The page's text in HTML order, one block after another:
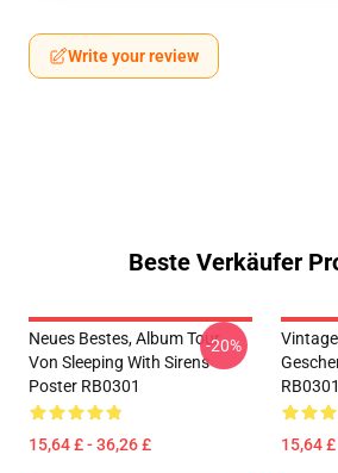
Write your review
Beste Verkäufer
Neues Bestes, Album Tour
Von Sleeping With Sirens
Poster RB0301
15,64 £ - 36,26 £
-20%
RB0301
15,64